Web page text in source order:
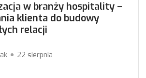
w branży hospitality –
klienta do budowy
relacji
22 sierpnia